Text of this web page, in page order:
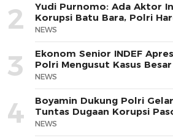
2
Yudi Purnomo: Ada Aktor
Korupsi Batu Bara, Polri
NEWS
3
Ekonom Senior INDEF
Polri Mengusut Kasus
NEWS
4
Boyamin Dukung Polri
Tuntas Dugaan Korupsi
NEWS